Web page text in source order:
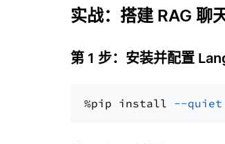
实战：搭建 RAG 聊
第 1 步：安装并配置
%pip install --quiet